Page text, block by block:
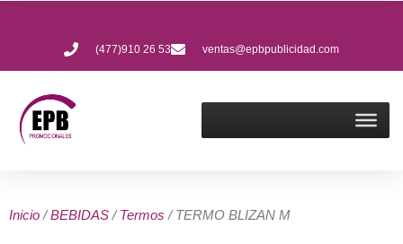
(477)910 26 53 ventas@epbpublicidad.com
Inicio /BEBIDAS /Termos / TERMO BLIZAN M